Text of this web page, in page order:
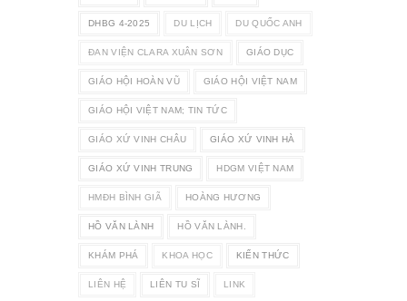
DHBG 4-2025 DU LỊCH DU QUỐC ANH
ĐAN VIỆN CLARA XUÂN SƠN GIÁO DỤC
GIÁO HỘI HOÀN VŨ GIÁO HỘI VIỆT NAM
GIÁO HỘI VIỆT NAM; TIN TỨC
GIÁO XỨ VINH CHÂU GIÁO XỨ VINH HÀ
GIÁO XỨ VINH TRUNG HDGM VIỆT NAM
HMĐH BÌNH GIÃ HOÀNG HƯƠNG
HỒ VĂN LÀNH HỒ VĂN LÀNH.
KHÁM PHÁ KHOA HỌC KIẾN THỨC
LIÊN HỆ LIÊN TU SĨ LINK